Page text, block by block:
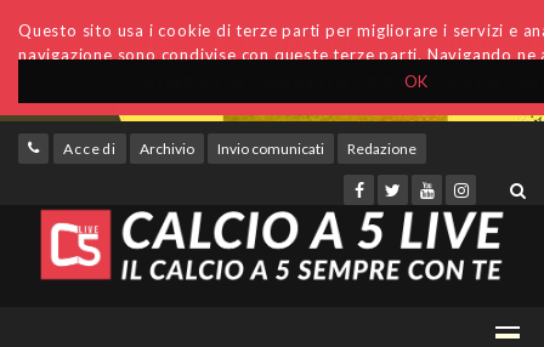
OK
Questo sito usa i cookie di terze parti per migliorare i servizi e
navigazione sono condivise con queste terze parti. Navigando
Accedi Archivio Invio comunicati Redazione